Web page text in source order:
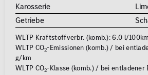
Karosserie
Getriebe
WLTP Kraftstoffverbr. (komb.): 6.0 l/100km
WLTP CO2-Emissionen (komb.) / bei
g/km
WLTP CO2-Klasse (komb.) / bei entladener